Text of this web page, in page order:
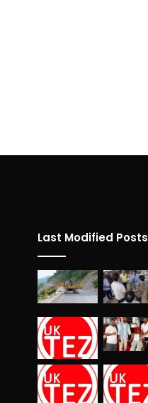
Last Modified Posts